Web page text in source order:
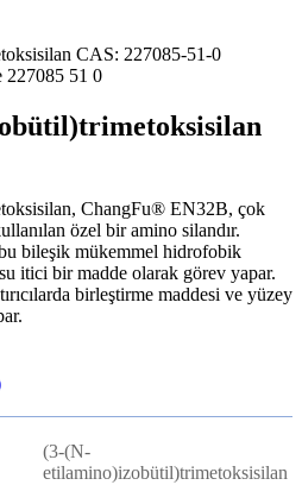
CAS: 227085-51-0
ChangFu® EN32B, çok
özel bir amino silandır.
bileşik mükemmel hidrofobik
itici bir madde olarak görev yapar.
birleştirme maddesi ve yüzey
(3-(N-
etilamino)izobütil)trimetoksisilan